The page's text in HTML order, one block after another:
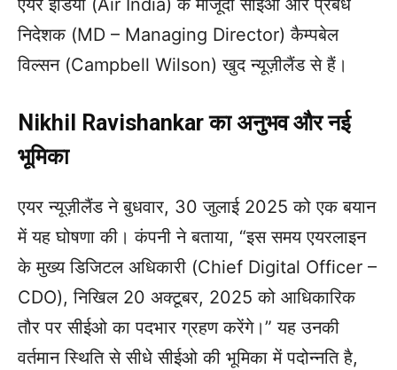
एयर इंडिया (Air India) के मौजूदा सीईओ और प्रबंध
निदेशक (MD – Managing Director) कैम्पबेल
विल्सन (Campbell Wilson) खुद न्यूज़ीलैंड से हैं।
Nikhil Ravishankar का अनुभव और नई
भूमिका
एयर न्यूज़ीलैंड ने बुधवार, 30 जुलाई 2025 को एक बयान
में यह घोषणा की। कंपनी ने बताया, “इस समय एयरलाइन
के मुख्य डिजिटल अधिकारी (Chief Digital Officer –
CDO), निखिल 20 अक्टूबर, 2025 को आधिकारिक
तौर पर सीईओ का पदभार ग्रहण करेंगे।” यह उनकी
वर्तमान स्थिति से सीधे सीईओ की भूमिका में पदोन्नति है,